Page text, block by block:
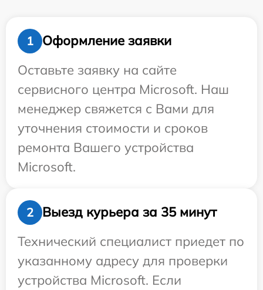
1
Оформление заявки
Оставьте заявку на сайте
сервисного центра Microsoft. Наш
менеджер свяжется с Вами для
уточнения стоимости и сроков
ремонта Вашего устройства
Microsoft.
2
Выезд курьера за 35 минут
Технический специалист приедет по
указанному адресу для проверки
устройства Microsoft. Если